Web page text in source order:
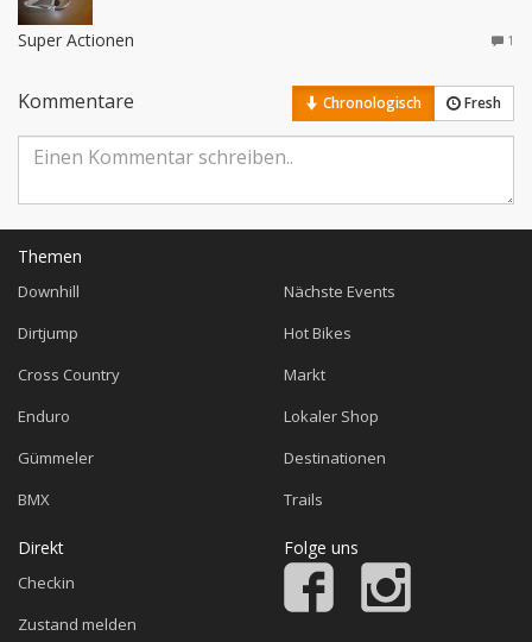
Super Actionen 1
Kommentare Chronologisch Fresh
Themen
Downhill
Dirtjump
Cross Country
Enduro
Gümmeler
BMX
Nächste Events
Hot Bikes
Markt
Lokaler Shop
Destinationen
Trails
Direkt
Checkin
Zustand melden
Folge uns